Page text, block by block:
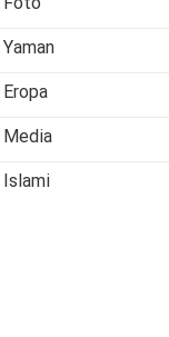
Yaman
Eropa
Media
Islami